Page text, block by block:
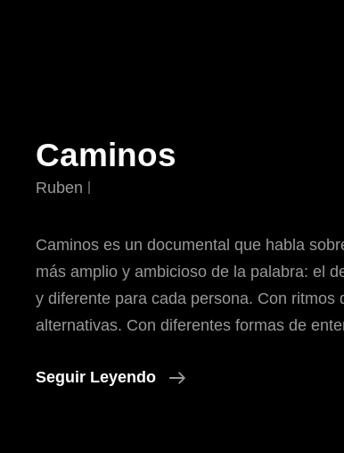
Caminos
Ruben
Caminos es un documental que habla
más amplio y ambicioso de la palabra: el
y diferente para cada persona. Con ritmos
alternativas. Con diferentes formas de
Seguir Leyendo Caminos